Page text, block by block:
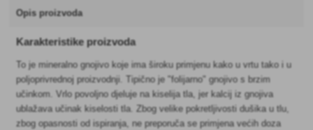
Opis proizvoda
Karakteristike proizvoda
To je mineralno gnojivo koje ima široku primjenu kako u vrtu tako i u
poljoprivrednoj proizvodnji. Tipično je "folijarno" gnojivo s brzim
učinkom. Vrlo povoljno djeluje na kiselija tla, jer kalcij iz gnojiva
ublažava učinak kiselosti tla. Zbog velike pokretljivosti dušika u tlu,
zbog opasnosti od ispiranja, ne preporuča se primjena većih doza